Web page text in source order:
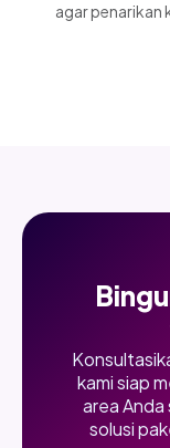
agar penarikan
kami siap
area
solusi